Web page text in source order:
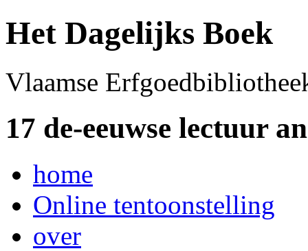
Het Dagelijks Boek
Vlaamse
17 de-eeuwse lectuur
home
Online tentoonstelling
over